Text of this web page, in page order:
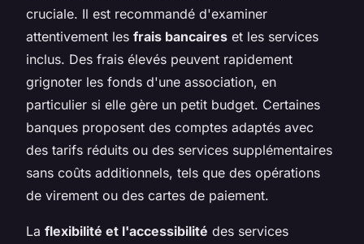
cruciale. Il est recommandé d'examiner
attentivement les frais bancaires et les services
inclus. Des frais élevés peuvent rapidement
grignoter les fonds d'une association, en
particulier si elle gère un petit budget. Certaines
banques proposent des comptes adaptés avec
des tarifs réduits ou des services supplémentaires
sans coûts additionnels, tels que des opérations
de virement ou des cartes de paiement.
La flexibilité et l'accessibilité des services